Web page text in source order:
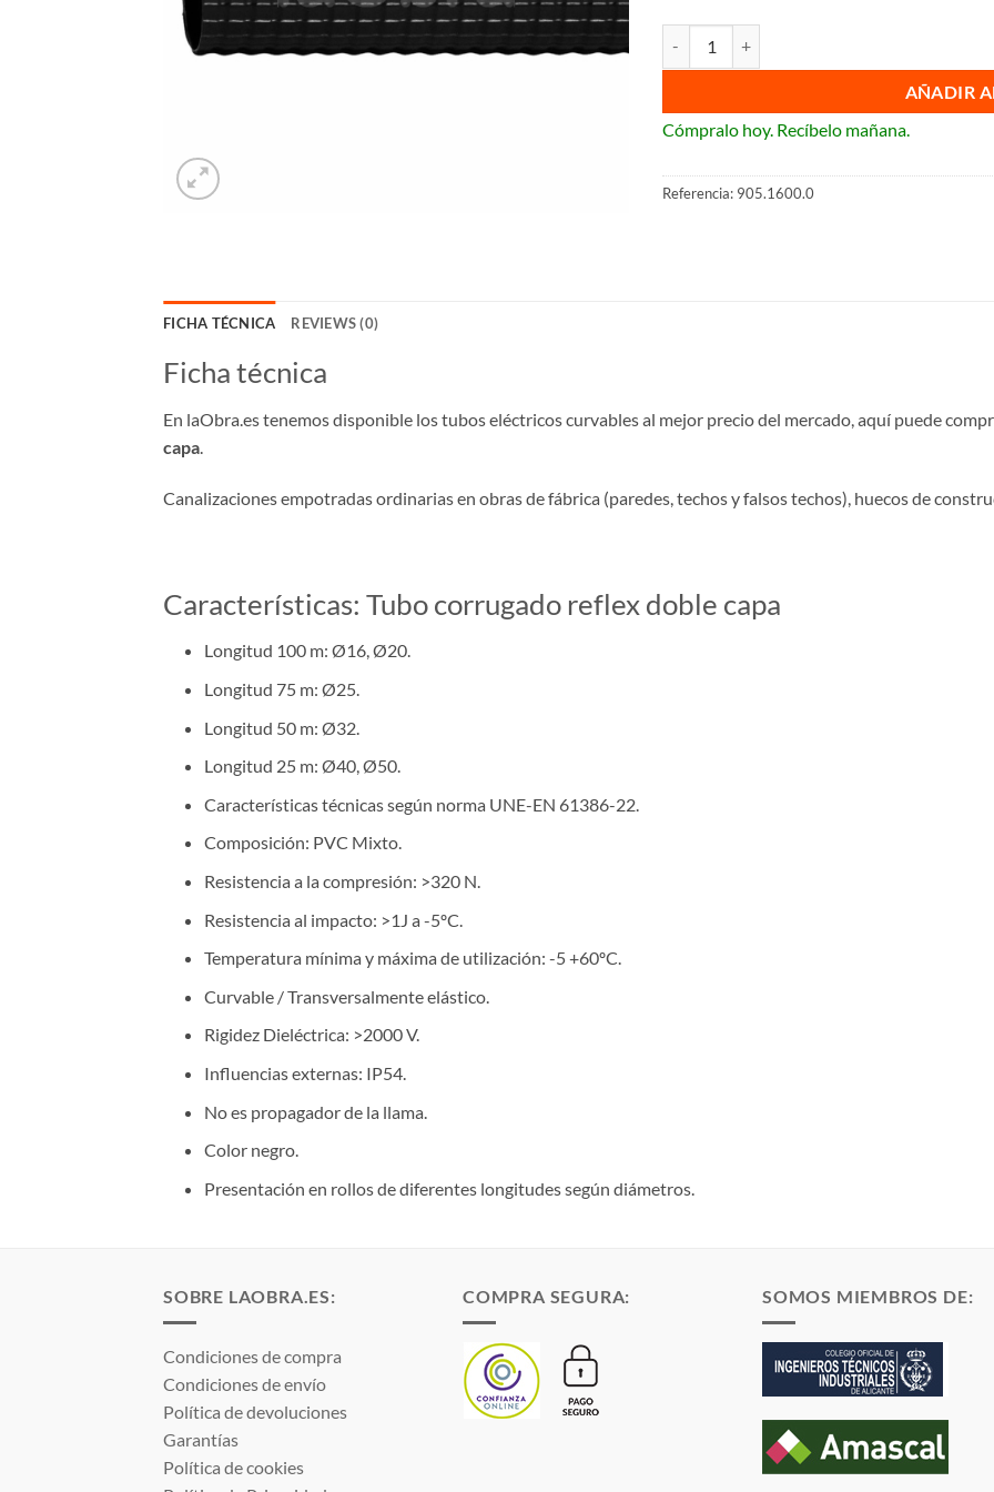
AÑADIR
Cómpralo hoy. Recíbelo mañana.
Referencia: 905.1600.0
FICHA TÉCNICA REVIEWS (0)
Ficha técnica
En laObra.es tenemos disponible los tubos eléctricos curvables al mejor precio del mercado, aquí puede
capa.
Canalizaciones empotradas ordinarias en obras de fábrica (paredes, techos y falsos techos), huecos de
Características: Tubo corrugado reflex doble capa
Longitud 100 m: Ø16, Ø20.
Longitud 75 m: Ø25.
Longitud 50 m: Ø32.
Longitud 25 m: Ø40, Ø50.
Características técnicas según norma UNE-EN 61386-22.
Composición: PVC Mixto.
Resistencia a la compresión: >320 N.
Resistencia al impacto: >1J a -5ºC.
Temperatura mínima y máxima de utilización: -5 +60ºC.
Curvable / Transversalmente elástico.
Rigidez Dieléctrica: >2000 V.
Influencias externas: IP54.
No es propagador de la llama.
Color negro.
Presentación en rollos de diferentes longitudes según diámetros.
SOBRE LAOBRA.ES:
Condiciones de compra
Condiciones de envío
Política de devoluciones
Garantías
Política de cookies
COMPRA SEGURA: SOMOS MIEMBROS DE: